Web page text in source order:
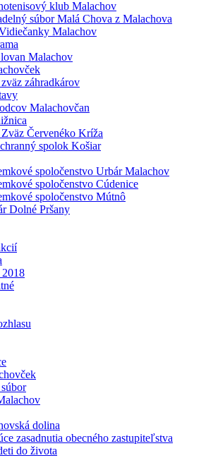
klub Malachov
súbor Malá Chova z Malachova
Malachov
Malachov
záhradkárov
Malachovčan
Červenéko Kríža
spolok Košiar
spoločenstvo Urbár Malachov
spoločenstvo Cúdenice
spoločenstvo Mútnô
Dolné Pršany
dolina
zasadnutia obecného zastupiteľstva
do života